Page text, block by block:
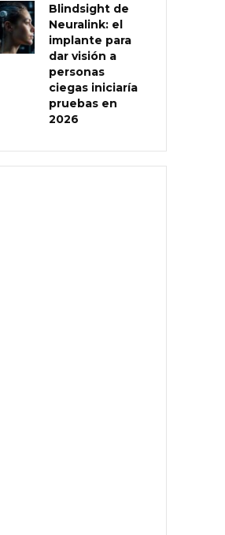
Blindsight de
Neuralink: el
implante para
dar visión a
personas
ciegas iniciaría
pruebas en
2026